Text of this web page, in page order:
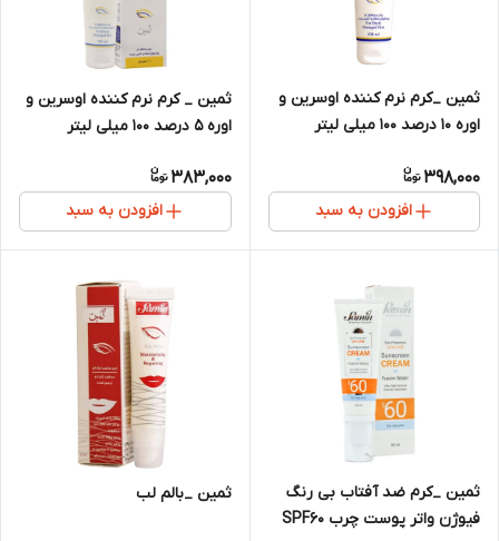
ثمین _کرم نرم کننده اوسرین و
اوره ۱۰ درصد ۱۰۰ میلی لیتر
398,000
افزودن به سبد
ثمین _ کرم نرم کننده اوسرین و
اوره ۵ درصد ۱۰۰ میلی لیتر
383,000
افزودن به سبد
ثمین _کرم ضد آفتاب بی رنگ
فیوژن واتر پوست چرب SPF60
ثمین _بالم لب